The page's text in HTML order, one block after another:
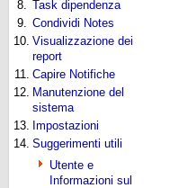
8. Task dipendenza
9. Condividi Notes
10. Visualizzazione dei
report
11. Capire Notifiche
12. Manutenzione del
sistema
13. Impostazioni
14. Suggerimenti utili
Utente e
Informazioni sul